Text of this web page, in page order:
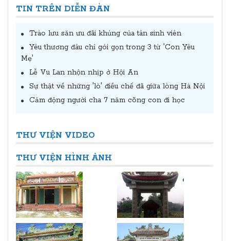
TIN TRÊN DIỄN ĐÀN
Trào lưu săn ưu đãi khủng của tân sinh viên
Yêu thương đâu chỉ gói gọn trong 3 từ 'Con Yêu
Mẹ'
Lễ Vu Lan nhộn nhịp ở Hội An
Sự thật về những 'lò' điều chế đã giữa lòng Hà Nội
Cảm động người cha 7 năm cõng con đi học
THƯ VIỆN VIDEO
THƯ VIỆN HÌNH ẢNH